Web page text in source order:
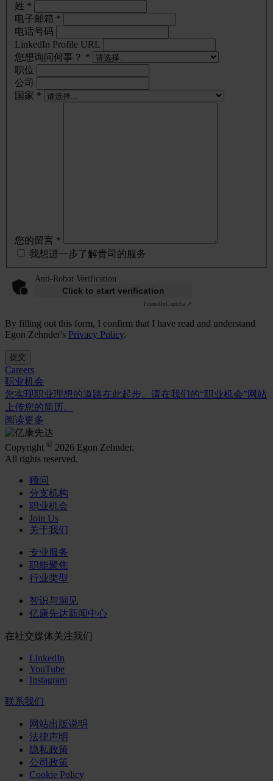
姓 *
电子邮箱 *
电话号码
LinkedIn Profile URL
您想询问何事？ *
职位
公司
国家 *
您的留言 *
我想进一步了解贵司的服务
Anti-Robot Verification
Click to start verification
FriendlyCaptcha ⇗
By filling out this form, I confirm that I have read and understand
Egon Zehnder's Privacy Policy.
提交
Careers
职业机会
您实现职业理想的道路在此起步。请在我们的“职业机会”网站
上传您的简历。
阅读更多
Copyright © 2026 Egon Zehnder.
All rights reserved.
顾问
分支机构
职业机会
Join Us
关于我们
专业服务
职能聚焦
行业类型
智识与洞见
亿康先达新闻中心
在社交媒体关注我们
LinkedIn
YouTube
Instagram
联系我们
网站出版说明
法律声明
隐私政策
公司政策
Cookie Policy